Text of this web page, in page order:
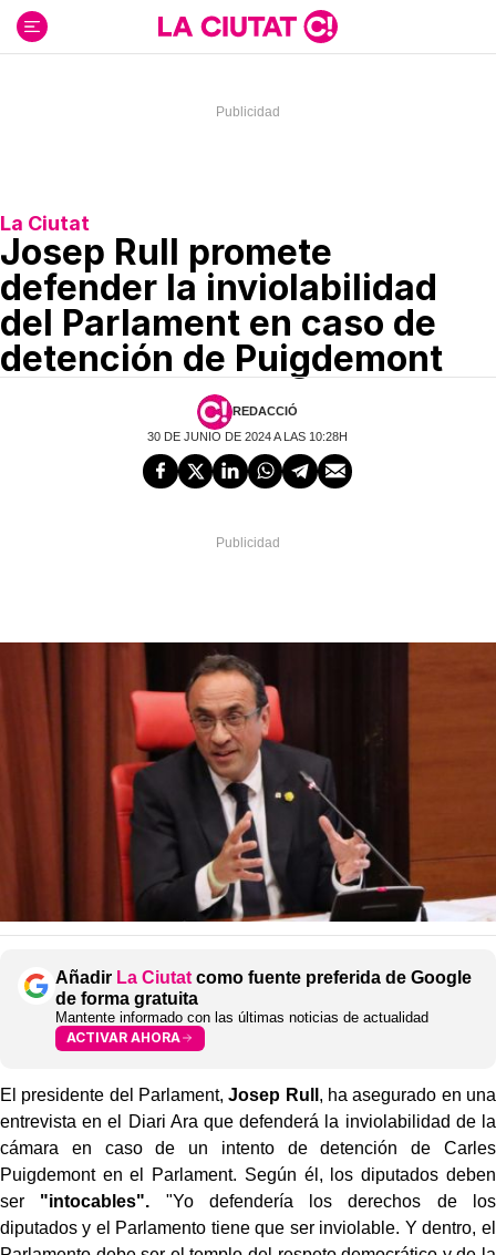
contenido
La Ciutat
Josep Rull promete
defender la inviolabilidad
del Parlament en caso de
detención de Puigdemont
REDACCIÓ
30 DE JUNIO DE 2024 A LAS 10:28H
Añadir La Ciutat como fuente preferida de Google
de forma gratuita
Mantente informado con las últimas noticias de actualidad
ACTIVAR AHORA
El presidente del Parlament,Josep Rull , ha asegurado en una
entrevista en el Diari Ara que defenderá la inviolabilidad de la
cámara en caso de un intento de detención de Carles
Puigdemont en el Parlament. Según él, los diputados deben
ser "intocables". "Yo defendería los derechos de los
diputados y el Parlamento tiene que ser inviolable. Y dentro, el